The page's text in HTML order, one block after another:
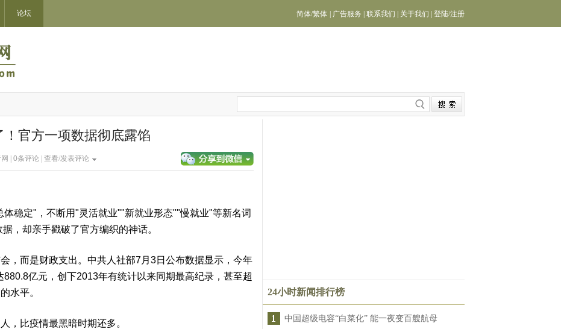
论坛 简体/繁体 广告服务 联系我们 关于我们 登陆/注册
！官方一项数据彻底露馅
| 0条评论 | 查看/发表评论
稳定"，不断用"灵活就业""新就业形态""慢就业"等新名词
，却亲手戳破了官方编织的神话。
而是财政支出。中共人社部7月3日公布数据显示，今年
亿元，创下2013年有统计以来同期最高纪录，甚至超
水平。
比疫情最黑暗时期还多。
24小时新闻排行榜
中国超级电容“白菜化” 能一夜变百艘航母